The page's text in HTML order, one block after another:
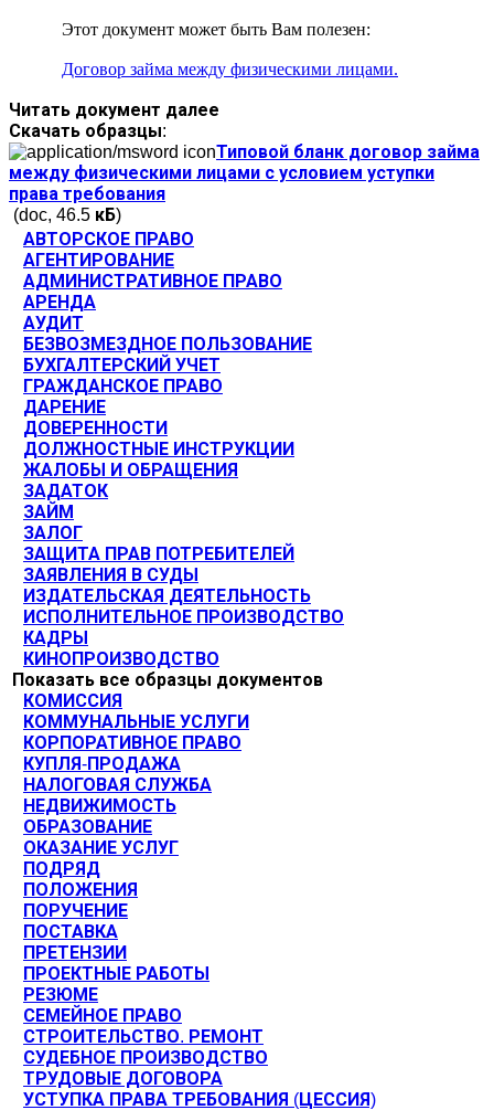
Этот документ может быть Вам полезен:
Договор займа между физическими лицами.
Читать документ далее
Скачать образцы:
Типовой бланк договор займа
между физическими лицами с условием уступки
права требования
(doc, 46.5 кБ)
АВТОРСКОЕ ПРАВО
АГЕНТИРОВАНИЕ
АДМИНИСТРАТИВНОЕ ПРАВО
АРЕНДА
АУДИТ
БЕЗВОЗМЕЗДНОЕ ПОЛЬЗОВАНИЕ
БУХГАЛТЕРСКИЙ УЧЕТ
ГРАЖДАНСКОЕ ПРАВО
ДАРЕНИЕ
ДОВЕРЕННОСТИ
ДОЛЖНОСТНЫЕ ИНСТРУКЦИИ
ЖАЛОБЫ И ОБРАЩЕНИЯ
ЗАДАТОК
ЗАЙМ
ЗАЛОГ
ЗАЩИТА ПРАВ ПОТРЕБИТЕЛЕЙ
ЗАЯВЛЕНИЯ В СУДЫ
ИЗДАТЕЛЬСКАЯ ДЕЯТЕЛЬНОСТЬ
ИСПОЛНИТЕЛЬНОЕ ПРОИЗВОДСТВО
КАДРЫ
КИНОПРОИЗВОДСТВО
Показать все образцы документов
КОМИССИЯ
КОММУНАЛЬНЫЕ УСЛУГИ
КОРПОРАТИВНОЕ ПРАВО
КУПЛЯ-ПРОДАЖА
НАЛОГОВАЯ СЛУЖБА
НЕДВИЖИМОСТЬ
ОБРАЗОВАНИЕ
ОКАЗАНИЕ УСЛУГ
ПОДРЯД
ПОЛОЖЕНИЯ
ПОРУЧЕНИЕ
ПОСТАВКА
ПРЕТЕНЗИИ
ПРОЕКТНЫЕ РАБОТЫ
РЕЗЮМЕ
СЕМЕЙНОЕ ПРАВО
СТРОИТЕЛЬСТВО. РЕМОНТ
СУДЕБНОЕ ПРОИЗВОДСТВО
ТРУДОВЫЕ ДОГОВОРА
УСТУПКА ПРАВА ТРЕБОВАНИЯ (ЦЕССИЯ)